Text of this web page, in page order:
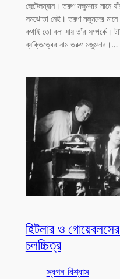
জেন্টেলম্যান। তরুণ মজুমদার মানে
সমঝোতা নেই। তরুণ মজুমদের
কথাই তো বলা যায় তাঁর সম্পর্কে।
ব্যক্তিত্বের নাম তরুণ মজুমদার।…
হিটলার ও গোয়েবলসের
চলচ্চিত্র
স্বপন বিশ্বাস